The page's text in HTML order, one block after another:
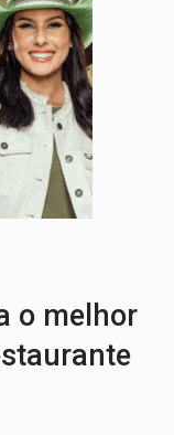
é espancado por facção criminosa
após colombiana furtar
a afetar produtividade e rotina
árvores não será mais suficiente para
para possível base secreta no satélite
o melhor